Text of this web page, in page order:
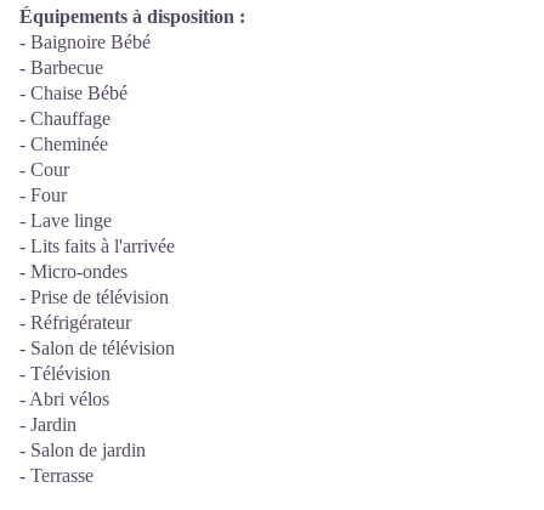
Équipements à disposition :
- Baignoire Bébé
- Barbecue
- Chaise Bébé
- Chauffage
- Cheminée
- Cour
- Four
- Lave linge
- Lits faits à l'arrivée
- Micro-ondes
- Prise de télévision
- Réfrigérateur
- Salon de télévision
- Télévision
- Abri vélos
- Jardin
- Salon de jardin
- Terrasse